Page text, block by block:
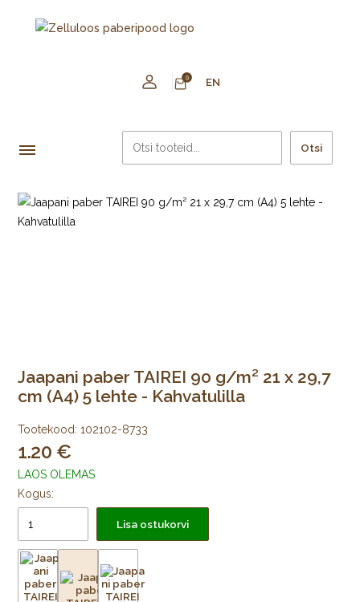
0 EN
Otsi
Jaapani paber TAIREI 90 g/m² 21 x 29,7
cm (A4) 5 lehte - Kahvatulilla
Tootekood: 102102-8733
1.20
LAOS OLEMAS
Kogus:
Lisa ostukorvi